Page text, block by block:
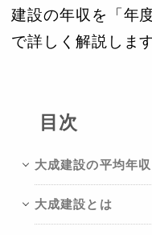
建設の年収を「年
で詳しく解説します
目次
大成建設の平均年収
大成建設とは